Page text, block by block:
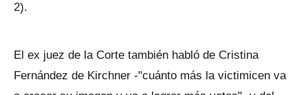
2).
El ex juez de la Corte también habló de Cristina
Fernández de Kirchner -"cuánto más la victimicen va